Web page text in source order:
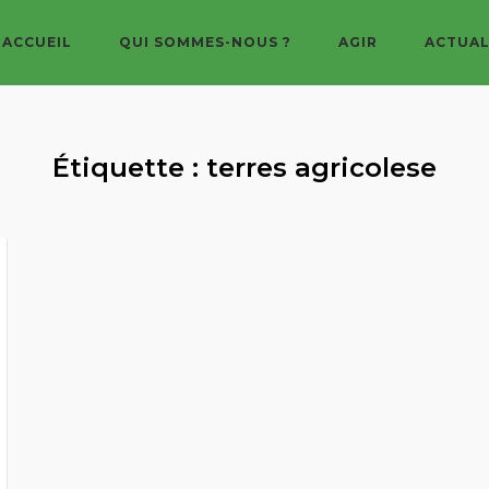
ACCUEIL QUI SOMMES-NOUS ? AGIR
Étiquette : terres agricolese